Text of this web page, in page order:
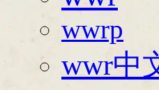
wwrp
wwr中